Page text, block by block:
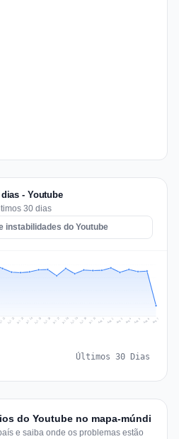
- Youtube
30 dias
instabilidades do Youtube
21 Jul 22 Jul 23 Jul 24 Jul 25 Jul 26 Jul 27 Jul 28 Jul 29 Jul 30 Jul 31 Aug 1 Aug 2 Aug 3 Aug 4 Aug 5 Aug 6 Aug 7
Últimos 30 Dias
do Youtube no mapa-múndi
e saiba onde os problemas estão